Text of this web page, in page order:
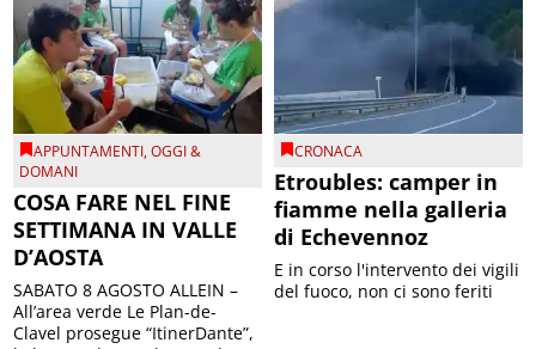
APPUNTAMENTI,OGGI &
DOMANI
COSA FARE NEL FINE
SETTIMANA IN VALLE
D’AOSTA
SABATO 8 AGOSTO ALLEIN –
All’area verde Le Plan-de-
Clavel prosegue “ItinerDante”,
CRONACA
Etroubles: camper in
fiamme nella galleria
di Echevennoz
E in corso l'intervento dei vigili
del fuoco, non ci sono feriti